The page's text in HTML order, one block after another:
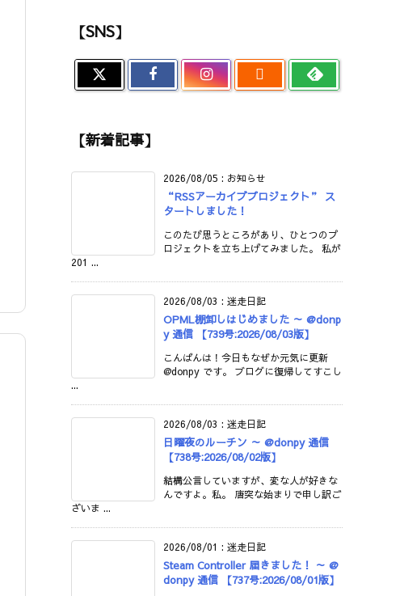
【SNS】

【新着記事】
2026/08/05 : お知らせ
“RSSアーカイブプロジェクト” ス
タートしました！
このたび思うところがあり、ひとつのプ
ロジェクトを立ち上げてみました。 私が
201 ...
2026/08/03 : 迷走日記
OPML棚卸しはじめました ～ @donp
y 通信 【739号:2026/08/03版】
こんばんは！今日もなぜか元気に更新
@donpy です。 ブログに復帰してすこし
...
2026/08/03 : 迷走日記
日曜夜のルーチン ～ @donpy 通信
【738号:2026/08/02版】
結構公言していますが、変な人が好きな
んですよ。私。 唐突な始まりで申し訳ご
ざいま ...
2026/08/01 : 迷走日記
Steam Controller 届きました！ ～ @
donpy 通信 【737号:2026/08/01版】